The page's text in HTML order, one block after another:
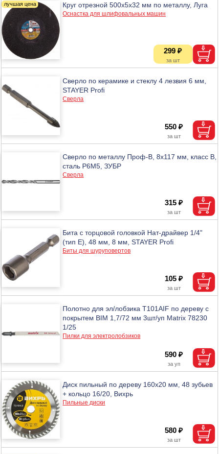
Круг отрезной 500х5х32 мм по металлу, Луга
Оснастка для шлифовальных машин
299 ₽
Сверло по керамике и стеклу 4 лезвия 6 мм,
STAYER Profi
Сверла
550 ₽
Сверло по металлу Проф-В, 8х117 мм, класс В,
сталь P6М5, ЗУБР
Сверла
315 ₽
Бита с торцовой головкой Нат-драйвер 1/4"
(тип Е), 48 мм, 8 мм, STAYER Profi
Биты для шуруповертов
105 ₽
Полотно для эл/лобзика T101AIF по дереву с
покрытем BIM 1,7/72 мм 3шт/уп Matrix 78230
1/25
Пилки для электролобзиков
590 ₽
Диск пильный по дереву 160х20 мм, 48 зубьев
+ кольцо 16/20, Вихрь
Пильные диски
580 ₽